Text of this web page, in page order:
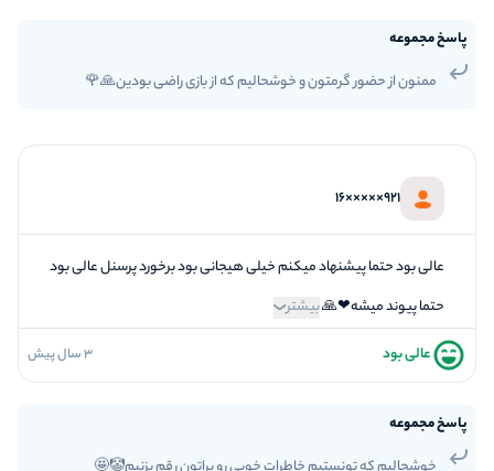
5
پاسخ مجموعه
ممنون از حضور گرمتون و خوشحالیم که از بازی راضی بودین🙏🌹
921×××××16
عالی بود حتما پیشنهاد میکنم خیلی هیجانی بود برخورد پرسنل عالی بود
حتما پیوند میشه❤🙏بیشتر
فضاسازی 5 عالی بود 3 سال پیش
پاسخ مجموعه